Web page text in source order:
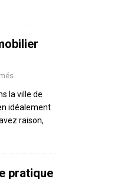
la ville de
idéalement
raison,
pratique